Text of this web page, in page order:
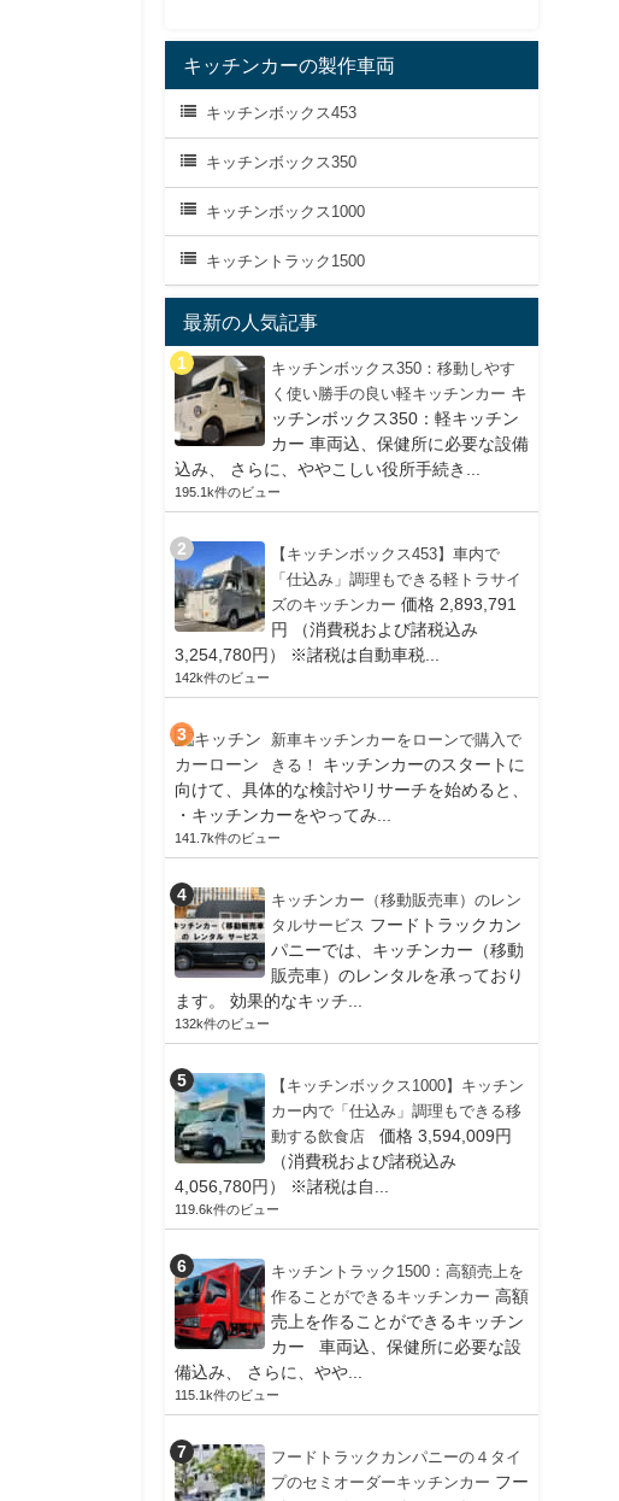
キッチンカーの製作車両
キッチンボックス453
キッチンボックス350
キッチンボックス1000
キッチントラック1500
最新の人気記事
キッチンボックス350：移動しやす
く使い勝手の良い軽キッチンカー キ
ッチンボックス350：軽キッチン
カー 車両込、保健所に必要な設備
込み、 さらに、ややこしい役所手続き...
195.1k件のビュー
【キッチンボックス453】車内で
「仕込み」調理もできる軽トラサイ
ズのキッチンカー 価格 2,893,791
円 （消費税および諸税込み
3,254,780円） ※諸税は自動車税...
142k件のビュー
新車キッチンカーをローンで購入で
きる！
キッチンカーのスタートに
向けて、具体的な検討やリサーチを始めると、
・キッチンカーをやってみ...
141.7k件のビュー
キッチンカー（移動販売車）のレン
タルサービス フードトラックカン
パニーでは、キッチンカー（移動
販売車）のレンタルを承っており
ます。 効果的なキッチ...
132k件のビュー
【キッチンボックス1000】キッチン
カー内で「仕込み」調理もできる移
動する飲食店
価格 3,594,009円
（消費税および諸税込み
4,056,780円） ※諸税は自...
119.6k件のビュー
キッチントラック1500：高額売上を
作ることができるキッチンカー 高額
売上を作ることができるキッチン
カー 車両込、保健所に必要な設
備込み、 さらに、やや...
115.1k件のビュー
フードトラックカンパニーの４タイ
プのセミオーダーキッチンカー フー